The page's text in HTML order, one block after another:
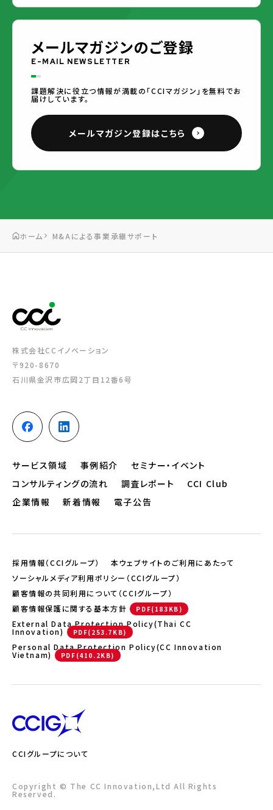
メールマガジンのご登録
E-MAIL NEWSLETTER
課題解決に役立つ情報が満載の「CCIマガジン」を無料でお
届けしています。
メールマガジン登録はこちら
ホーム M&Aによる事業承継サポート
株式会社CCイノベーション
〒920-8670
石川県金沢市広岡2丁目12番6号
サービス領域 事例紹介
セミナー・イベント
コンサルティングの流れ
調査レポート
CCI Club
企業情報
新着情報 電子公告
採用情報（CCIグループ）
本ウェブサイトのご利用にあたって
ソーシャルメディア利用ポリシー（CCIグループ）
顧客情報の共同利用について（CCIグループ）
顧客情報保護に関する基本方針
External Data Protection Policy(Thai CC
Innovation)
Personal Data Protection Policy(CC Innovation
Vietnam)
CCIグループについて
Copyright © The CC Innovation,Ltd All Rights
Reserved.